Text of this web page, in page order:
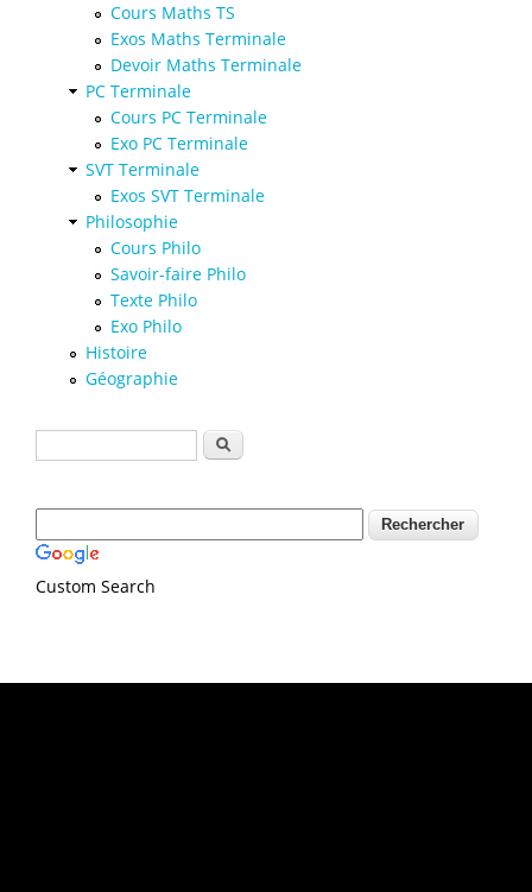
Cours Maths TS
Exos Maths Terminale
Devoir Maths Terminale
PC Terminale
Cours PC Terminale
Exo PC Terminale
SVT Terminale
Exos SVT Terminale
Philosophie
Cours Philo
Savoir-faire Philo
Texte Philo
Exo Philo
Histoire
Géographie
Formulaire de recherche
Rechercher
Custom Search